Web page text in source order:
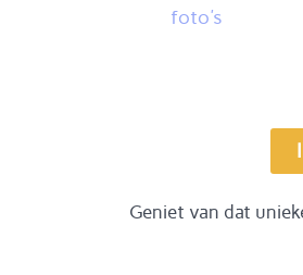
foto's
Geniet van dat